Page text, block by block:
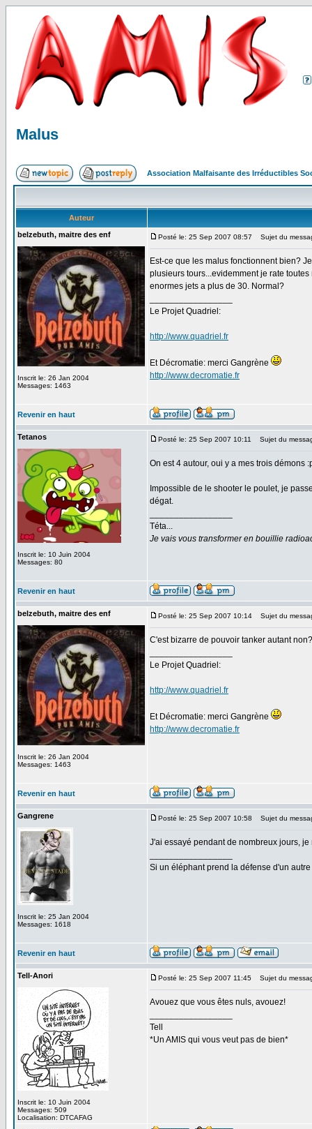
Malus
Association Malfaisante des Irréductibles
Auteur
belzebuth, maitre des enf
Inscrit le: 26 Jan 2004
Messages: 1463
Posté le: 25 Sep 2007 08:57 Sujet du
Est-ce que les malus fonctionnent bien?
plusieurs tours...evidemment je rate
enormes jets a plus de 30. Normal?
Le Projet Quadriel:
http://www.quadriel.fr
Et Décromatie: merci Gangrène
http://www.decromatie.fr
Revenir en haut
Tetanos
Inscrit le: 10 Juin 2004
Messages: 80
Posté le: 25 Sep 2007 10:11 Sujet du
On est 4 autour, oui y a mes trois démons
Impossible de le shooter le poulet, je
dégat.
Téta...
Je vais vous transformer en bouillie
Revenir en haut
belzebuth, maitre des enf
Inscrit le: 26 Jan 2004
Messages: 1463
Posté le: 25 Sep 2007 10:14 Sujet du
C'est bizarre de pouvoir tanker autant non?
Le Projet Quadriel:
http://www.quadriel.fr
Et Décromatie: merci Gangrène
http://www.decromatie.fr
Revenir en haut
Gangrene
Inscrit le: 25 Jan 2004
Messages: 1618
Posté le: 25 Sep 2007 10:58 Sujet du
J'ai essayé pendant de nombreux jours,
Si un éléphant prend la défense d'un
Revenir en haut
Tell-Anori
Inscrit le: 10 Juin 2004
Messages: 509
Localisation: DTCAFAG
Posté le: 25 Sep 2007 11:45 Sujet du
Avouez que vous êtes nuls, avouez!
Tell
*Un AMIS qui vous veut pas de bien*